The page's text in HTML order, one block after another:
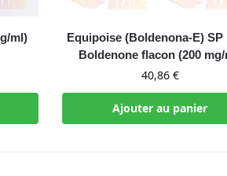
ml)
Equipoise (Boldenona-E) SP
Boldenone flacon (200
40,86 €
Ajouter au panier